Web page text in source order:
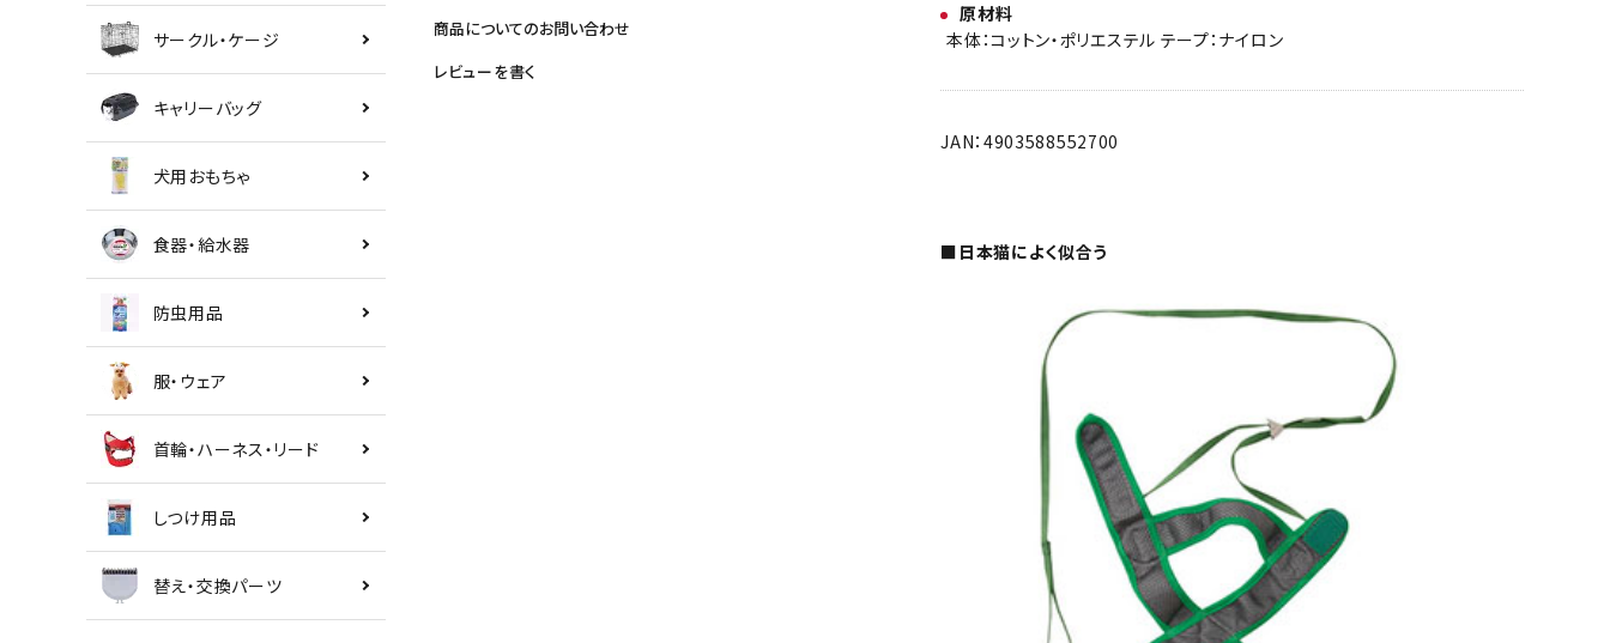
サークル・ケージ
キャリーバッグ
犬用おもちゃ
食器・給水器
防虫用品
服・ウェア
首輪・ハーネス・リード
しつけ用品
替え・交換パーツ
商品についてのお問い合わせ
レビューを書く
原材料
本体：コットン・ポリエステル テープ：ナイロン
JAN：4903588552700
■日本猫によく似合う